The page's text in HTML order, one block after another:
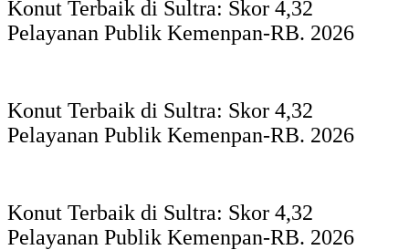
Konut Terbaik di Sultra: Skor 4,32
Pelayanan Publik Kemenpan-RB. 2026
Konut Terbaik di Sultra: Skor 4,32
Pelayanan Publik Kemenpan-RB. 2026
Konut Terbaik di Sultra: Skor 4,32
Pelayanan Publik Kemenpan-RB. 2026